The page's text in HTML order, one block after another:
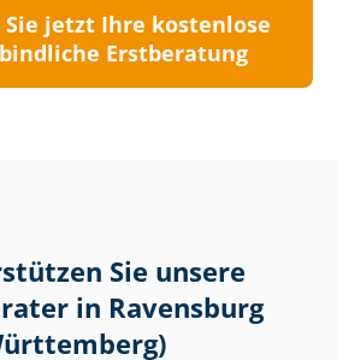
jetzt Ihre kostenlose
Erstberatung
Sie unsere
in Ravensburg